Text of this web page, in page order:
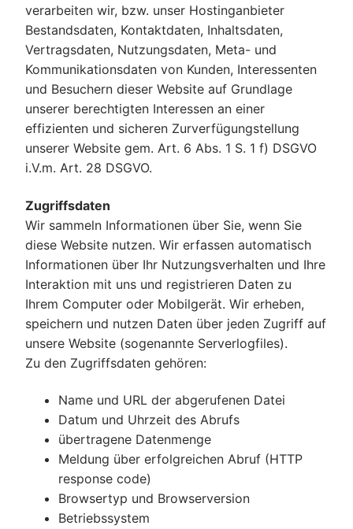
verarbeiten wir, bzw. unser Hostinganbieter
Bestandsdaten, Kontaktdaten, Inhaltsdaten,
Vertragsdaten, Nutzungsdaten, Meta- und
Kommunikationsdaten von Kunden, Interessenten
und Besuchern dieser Website auf Grundlage
unserer berechtigten Interessen an einer
effizienten und sicheren Zurverfügungstellung
unserer Website gem. Art. 6 Abs. 1 S. 1 f) DSGVO
i.V.m. Art. 28 DSGVO.
Zugriffsdaten
Wir sammeln Informationen über Sie, wenn Sie
diese Website nutzen. Wir erfassen automatisch
Informationen über Ihr Nutzungsverhalten und Ihre
Interaktion mit uns und registrieren Daten zu
Ihrem Computer oder Mobilgerät. Wir erheben,
speichern und nutzen Daten über jeden Zugriff auf
unsere Website (sogenannte Serverlogfiles).
Zu den Zugriffsdaten gehören:
Name und URL der abgerufenen Datei
Datum und Uhrzeit des Abrufs
übertragene Datenmenge
Meldung über erfolgreichen Abruf (HTTP
response code)
Browsertyp und Browserversion
Betriebssystem